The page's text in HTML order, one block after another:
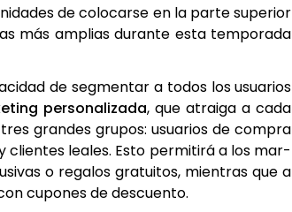
de colo­car­se en la par­te supe­rior
más amplias duran­te esta tem­po­ra­da
de seg­men­tar a todos los usua­rios
per­so­na­li­za­da, que atrai­ga a cada
gran­des gru­pos: usua­rios de com­pra
clien­tes lea­les. Esto per­mi­ti­rá a los mar­
o rega­los gra­tui­tos, mien­tras que a
cupo­nes de des­cuen­to.